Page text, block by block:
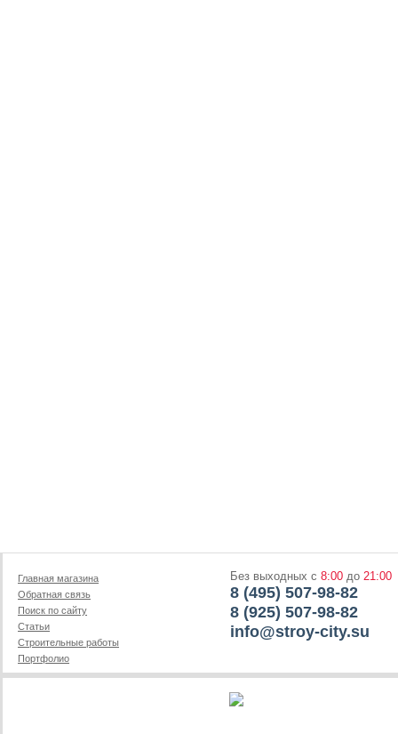
Главная магазина
Обратная связь
Поиск по сайту
Статьи
Строительные работы
Портфолио
Без выходных с 8:00 до 21:00
8 (495) 507-98-82
8 (925) 507-98-82
info@stroy-city.su